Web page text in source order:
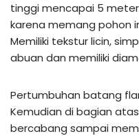
tinggi mencapai 5
karena memang pohon
Memiliki tekstur licin,
abuan dan memiliki
Pertumbuhan batang
Kemudian di bagian
bercabang sampai